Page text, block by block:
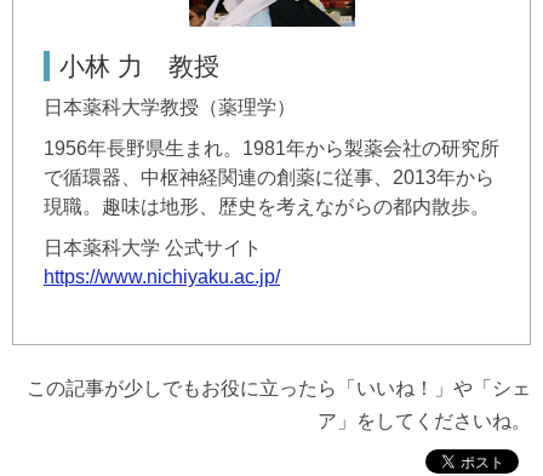
小林 力 教授
日本薬科大学教授（薬理学）
1956年長野県生まれ。1981年から製薬会社の研究所
で循環器、中枢神経関連の創薬に従事、2013年から
現職。趣味は地形、歴史を考えながらの都内散歩。
日本薬科大学 公式サイト
https://www.nichiyaku.ac.jp/
この記事が少しでもお役に立ったら「いいね！」や「シェ
ア」をしてくださいね。